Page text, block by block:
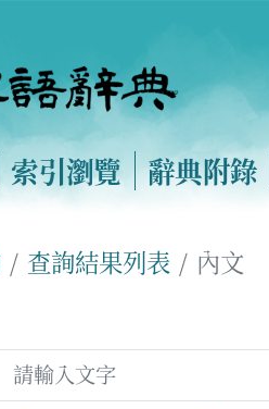
索引瀏覽 辭典附錄
查詢結果列表 內文